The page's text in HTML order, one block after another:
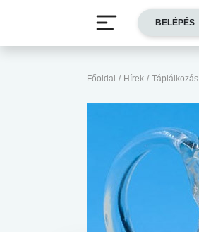
Főoldal / Hírek / Táplálkozás
BELÉPÉS